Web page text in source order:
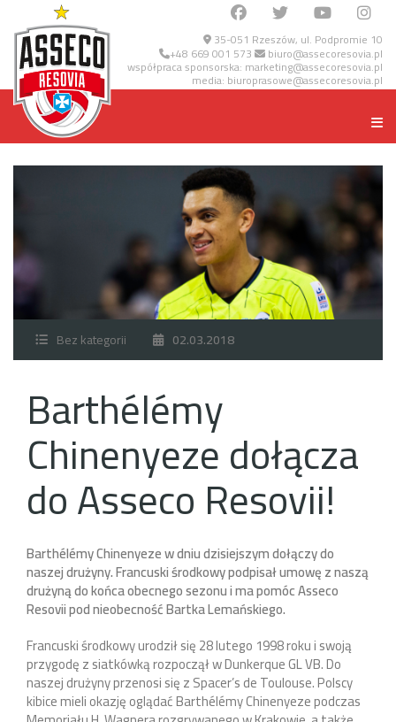
35-051 Rzeszów, ul. Podpromie 10
+48 669 001 573 biuro@assecoresovia.pl
współpraca sponsorska: marketing@assecoresovia.pl
media: biuroprasowe@assecoresovia.pl
Bez kategorii 02.03.2018
Barthélémy
Chinenyeze dołącza
do Asseco Resovii!
Barthélémy Chinenyeze w dniu dzisiejszym dołączy do
naszej drużyny. Francuski środkowy podpisał umowę z naszą
drużyną do końca obecnego sezonu i ma pomóc Asseco
Resovii pod nieobecność Bartka Lemańskiego.
Francuski środkowy urodził się 28 lutego 1998 roku i swoją
przygodę z siatkówką rozpoczął w Dunkerque GL VB. Do
naszej drużyny przenosi się z Spacer’s de Toulouse. Polscy
kibice mieli okazję oglądać Barthélémy Chinenyeze podczas